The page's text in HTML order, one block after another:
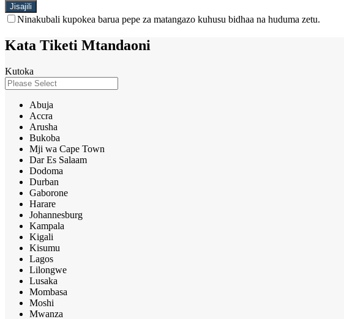
Ninakubali kupokea barua pepe za matangazo kuhusu bidhaa na huduma zetu.
Kata Tiketi Mtandaoni
Kutoka
Abuja
Accra
Arusha
Bukoba
Mji wa Cape Town
Dar Es Salaam
Dodoma
Durban
Gaborone
Harare
Johannesburg
Kampala
Kigali
Kisumu
Lagos
Lilongwe
Lusaka
Mombasa
Moshi
Mwanza